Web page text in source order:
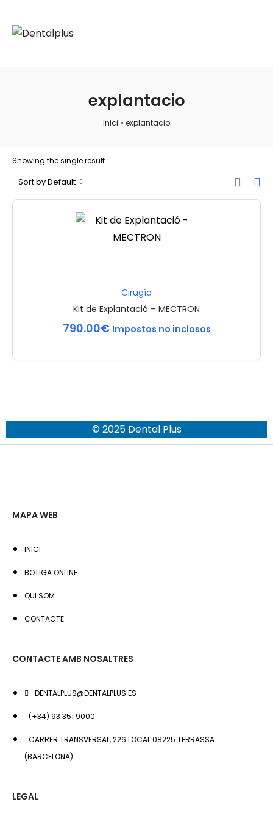
explantacio
Inici » explantacio
Showing the single result
Sort by Default
Cirugía
Kit de Explantació – MECTRON
790.00€ Impostos no inclosos
© 2025 Dental Plus
MAPA WEB
INICI
BOTIGA ONLINE
QUI SOM
CONTACTE
CONTACTE AMB NOSALTRES
DENTALPLUS@DENTALPLUS.ES
(+34) 93 351 9000
CARRER TRANSVERSAL, 226 LOCAL 08225 TERRASSA
(BARCELONA)
LEGAL